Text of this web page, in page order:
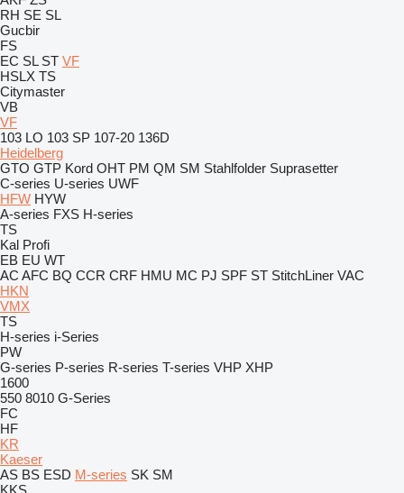
RH SE SL
Gucbir
FS
EC SL ST VF
HSLX TS
Citymaster
VB
VF
103 LO 103 SP 107-20 136D
Heidelberg
GTO GTP Kord OHT PM QM SM Stahlfolder Suprasetter
C-series U-series UWF
HFW HYW
A-series FXS H-series
TS
Kal Profi
EB EU WT
AC AFC BQ CCR CRF HMU MC PJ SPF ST StitchLiner VAC
HKN
VMX
TS
H-series i-Series
PW
G-series P-series R-series T-series VHP XHP
1600
550 8010 G-Series
FC
HF
KR
Kaeser
AS BS ESD M-series SK SM
KKS